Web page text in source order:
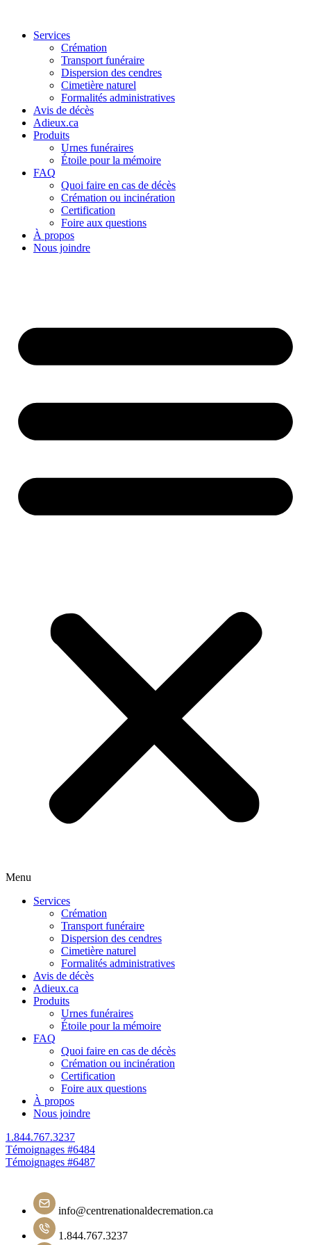
Services
Crémation
Transport funéraire
Dispersion des cendres
Cimetière naturel
Formalités administratives
Avis de décès
Adieux.ca
Produits
Urnes funéraires
Étoile pour la mémoire
FAQ
Quoi faire en cas de décès
Crémation ou incinération
Certification
Foire aux questions
À propos
Nous joindre
Menu
Services
Crémation
Transport funéraire
Dispersion des cendres
Cimetière naturel
Formalités administratives
Avis de décès
Adieux.ca
Produits
Urnes funéraires
Étoile pour la mémoire
FAQ
Quoi faire en cas de décès
Crémation ou incinération
Certification
Foire aux questions
À propos
Nous joindre
1.844.767.3237
Navigation
de
l'article
Témoignages #6484
Témoignages #6487
info@centrenationaldecremation.ca
1.844.767.3237